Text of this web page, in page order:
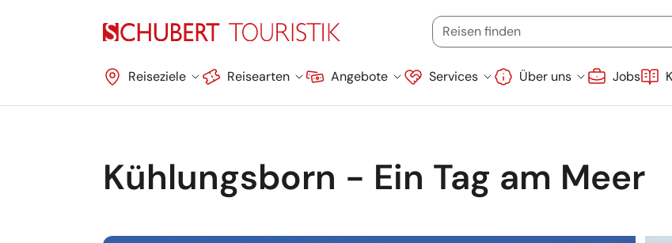
Navigation überspringen Suche
(Ziel, Stichwort oder Reisecode)
Reisen finden
Reiseziele Reisearten Angebote Services Über uns Jobs
Kühlungsborn - Ein Tag am Meer